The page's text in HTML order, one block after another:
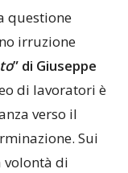
questione
irruzione
” di Giuseppe
di lavoratori è
verso il
Sui
volontà di